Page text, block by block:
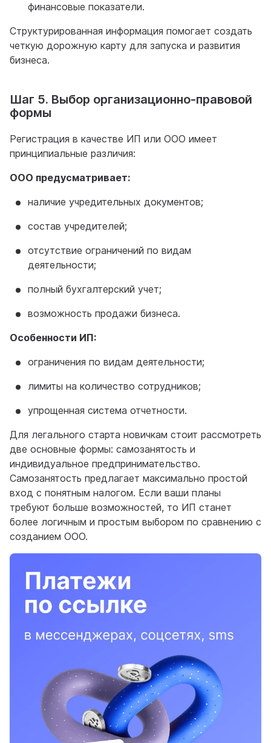
финансовые показатели.
Структурированная информация помогает создать
четкую дорожную карту для запуска и развития
бизнеса.
Шаг 5. Выбор организационно-правовой
формы
Регистрация в качестве ИП или ООО имеет
принципиальные различия:
ООО предусматривает:
наличие учредительных документов;
состав учредителей;
отсутствие ограничений по видам
деятельности;
полный бухгалтерский учет;
возможность продажи бизнеса.
Особенности ИП:
ограничения по видам деятельности;
лимиты на количество сотрудников;
упрощенная система отчетности.
Для легального старта новичкам стоит рассмотреть
две основные формы: самозанятость и
индивидуальное предпринимательство.
Самозанятость предлагает максимально простой
вход с понятным налогом. Если ваши планы
требуют больше возможностей, то ИП станет
более логичным и простым выбором по сравнению с
созданием ООО.